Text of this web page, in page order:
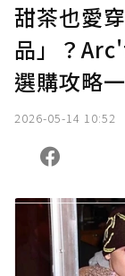
甜茶也愛
品」？
選購攻略
2026-05-14 10:52